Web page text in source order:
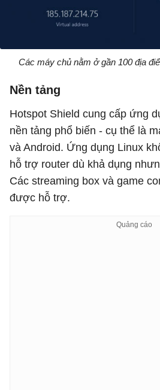
Các máy chủ nằm ở gần 100 địa
Nền tảng
Hotspot Shield cung cấp ứng
nền tảng phổ biến - cụ thể là
và Android. Ứng dụng Linux
hỗ trợ router dù khả dụng
Các streaming box và game
được hỗ trợ.